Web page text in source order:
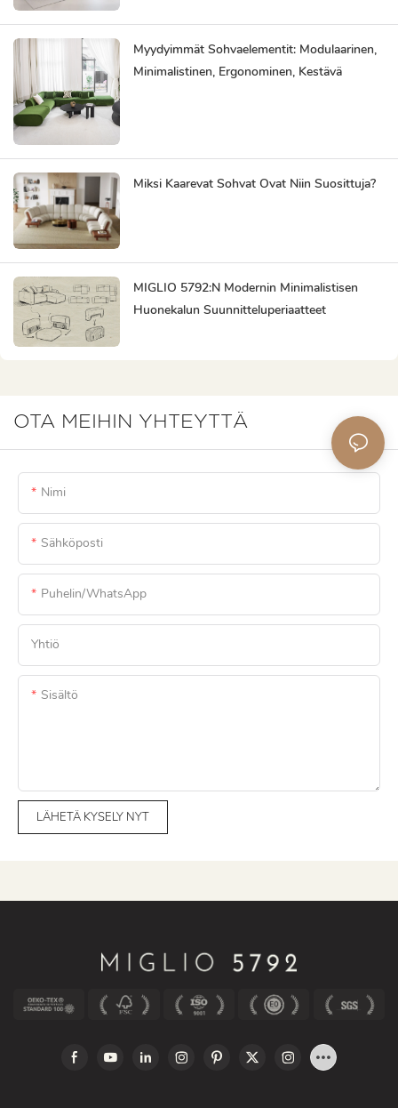
Myydyimmät Sohvaelementit: Modulaarinen,
Minimalistinen, Ergonominen, Kestävä
Miksi Kaarevat Sohvat Ovat Niin Suosittuja?
MIGLIO 5792:n Modernin Minimalistisen
Huonekalun Suunnitteluperiaatteet
OTA MEIHIN YHTEYTTÄ
Nimi
Sähköposti
Puhelin/WhatsApp
Yhtiö
Sisältö
LÄHETÄ KYSELY NYT